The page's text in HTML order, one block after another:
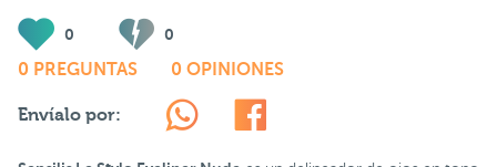
0 0
0 PREGUNTAS 0 OPINIONES
Envíalo por: